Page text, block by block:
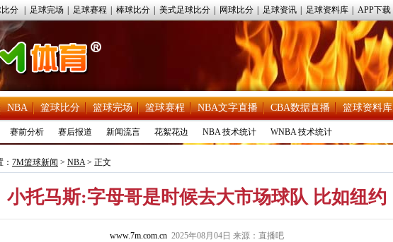
比分 足球完场 足球赛程 棒球比分 美式足球比分 网球比分 足球资讯 足球资料库 APP下载
NBA 篮球比分 篮球完场 篮球赛程 NBA文字直播 CBA数据直播 篮球资料库
赛前分析 赛后报道 新闻流言 花絮花边 NBA 技术统计 WNBA 技术统计
7M篮球新闻 > NBA> 正文
小托马斯:字母哥是时候去大市场球队 比如纽约
www.7m.com.cn 2025年08月04日 来源：直播吧